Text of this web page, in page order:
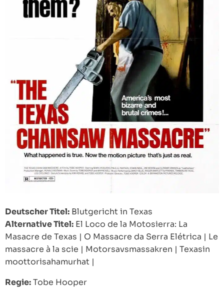
Deutscher Titel: Blutgericht in Texas
Alternative Titel: El Loco de la Motosierra: La
Masacre de Texas | O Massacre da Serra Elétrica | Le
massacre à la scie | Motorsavsmassakren | Texasin
moottorisahamurhat |
Regie:Tobe Hooper